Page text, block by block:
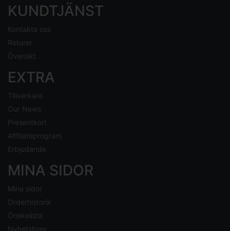
KUNDTJÄNST
Kontakta oss
Returer
Översikt
EXTRA
Tillverkare
Our News
Presentkort
Affiliateprogram
Erbjudande
MINA SIDOR
Mina sidor
Orderhistorik
Önskelista
Nyhetsbrev